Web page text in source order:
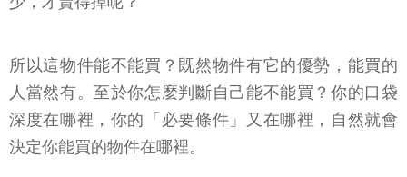
所以這物件能不能買？既然物件有它的優勢，能買的
人當然有。至於你怎麼判斷自己能不能買？你的口袋
深度在哪裡，你的「必要條件」又在哪裡，自然就會
決定你能買的物件在哪裡。